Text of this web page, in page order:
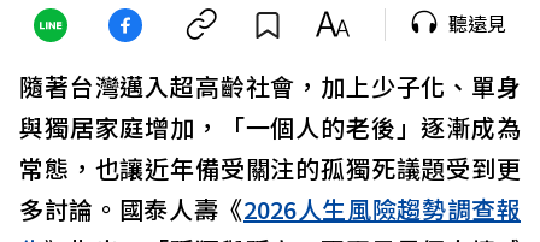
聽遠見
隨著台灣邁入超高齡社會，加上少子化、單身
與獨居家庭增加，「一個人的老後」逐漸成為
常態，也讓近年備受關注的孤獨死議題受到更
多討論。國泰人壽《2026人生風險趨勢調查報